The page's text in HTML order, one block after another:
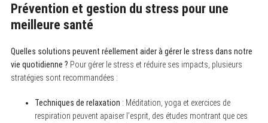
Prévention et gestion du stress pour une
meilleure santé
Quelles solutions peuvent réellement aider à gérer le stress dans notre
vie quotidienne ? Pour gérer le stress et réduire ses impacts, plusieurs
stratégies sont recommandées :
Techniques de relaxation : Méditation, yoga et exercices de
respiration peuvent apaiser l’esprit, des études montrant que ces